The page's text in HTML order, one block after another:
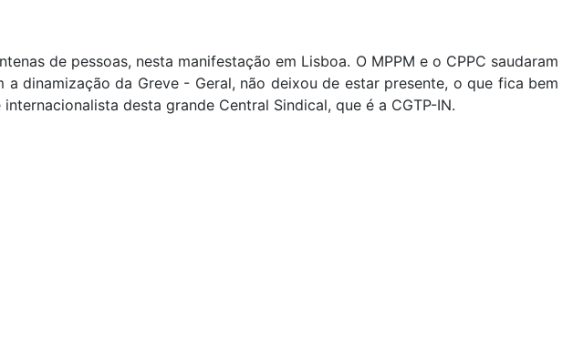
de pessoas, nesta manifestação em Lisboa. O MPPM e o CPPC saudaram
a dinamização da Greve - Geral, não deixou de estar presente, o que fica bem
desta grande Central Sindical, que é a CGTP-IN.